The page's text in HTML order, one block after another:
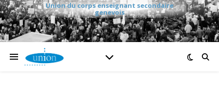
Union du corps enseignant secondaire
genevois